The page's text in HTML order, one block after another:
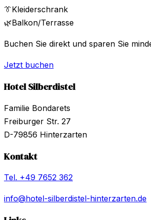
👔Kleiderschrank
🌿Balkon/Terrasse
Buchen Sie direkt und sparen Sie
Jetzt buchen
Hotel Silberdistel
Familie Bondarets
Freiburger Str. 27
D-79856 Hinterzarten
Kontakt
Tel. +49 7652 362
info@hotel-silberdistel-hinterzarten.de